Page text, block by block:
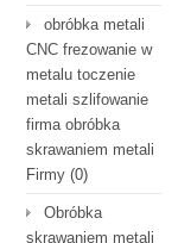
obróbka metali
CNC frezowanie w
metalu toczenie
metali szlifowanie
firma obróbka
skrawaniem metali
Firmy (0)
Obróbka
skrawaniem metali